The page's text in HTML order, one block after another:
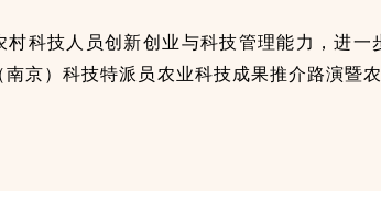
科技人员创新创业与科技管理能力，进
京）科技特派员农业科技成果推介路演暨